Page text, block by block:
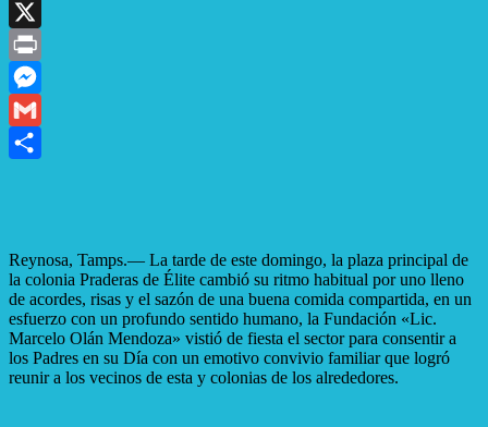
WhatsApp
X
Print
Messenger
Gmail
Reynosa, Tamps.— La tarde de este domingo, la plaza principal de
la colonia Praderas de Élite cambió su ritmo habitual por uno lleno
de acordes, risas y el sazón de una buena comida compartida, en un
esfuerzo con un profundo sentido humano, la Fundación «Lic.
Marcelo Olán Mendoza» vistió de fiesta el sector para consentir a
los Padres en su Día con un emotivo convivio familiar que logró
reunir a los vecinos de esta y colonias de los alrededores.